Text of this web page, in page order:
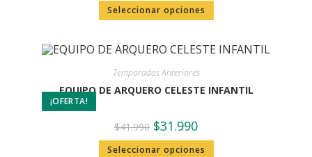
Seleccionar opciones
¡OFERTA!
Temporadas Anteriores
EQUIPO DE ARQUERO CELESTE INFANTIL
$41.990 $31.990
Seleccionar opciones